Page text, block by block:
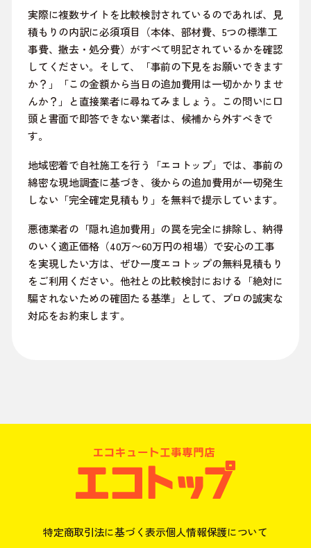
実際に複数サイトを比較検討されているのであれば、見
積もりの内訳に必須項目（本体、部材費、5つの標準工
事費、撤去・処分費）がすべて明記されているかを確認
してください。そして、「事前の下見をお願いできます
か？」「この金額から当日の追加費用は一切かかりませ
んか？」と直接業者に尋ねてみましょう。この問いに口
頭と書面で即答できない業者は、候補から外すべきで
す。
地域密着で自社施工を行う「エコトップ」では、事前の
綿密な現地調査に基づき、後からの追加費用が一切発生
しない「完全確定見積もり」を無料で提示しています。
悪徳業者の「隠れ追加費用」の罠を完全に排除し、納得
のいく適正価格（40万〜60万円の相場）で安心の工事
を実現したい方は、ぜひ一度エコトップの無料見積もり
をご利用ください。他社との比較検討における「絶対に
騙されないための確固たる基準」として、プロの誠実な
対応をお約束します。
特定商取引法に基づく表示個人情報保護について